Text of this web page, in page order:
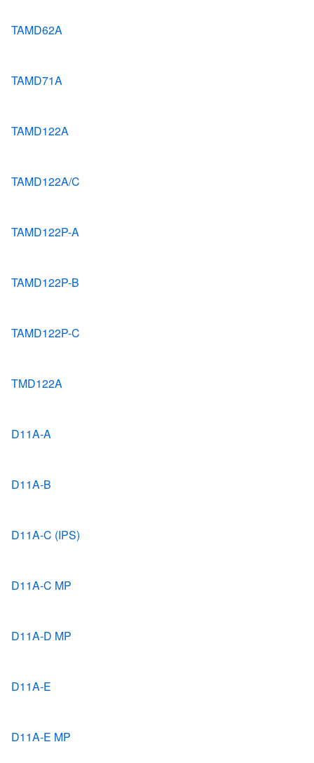
TAMD62A
TAMD71A
TAMD122A
TAMD122A/C
TAMD122P-A
TAMD122P-B
TAMD122P-C
TMD122A
D11A-A
D11A-B
D11A-C (IPS)
D11A-C MP
D11A-D MP
D11A-E
D11A-E MP